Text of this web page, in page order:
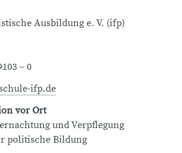
Ausbildung e. V. (ifp)
– 0
ifp.de
vor Ort
und Verpflegung
politische Bildung